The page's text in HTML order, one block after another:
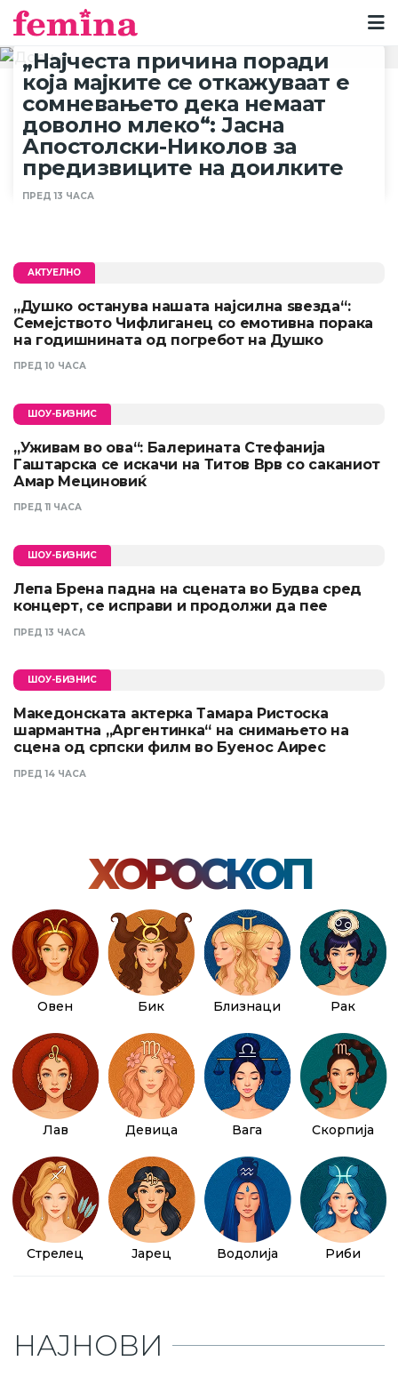
„Најчеста причина поради
која мајките се откажуваат е
сомневањето дека немаат
доволно млеко“: Јасна
Апостолски-Николов за
предизвиците на доилките
ПРЕД 13 ЧАСА
АКТУЕЛНО
„Душко останува нашата најсилна ѕвезда“:
Семејството Чифлиганец со емотивна порака
на годишнината од погребот на Душко
ПРЕД 10 ЧАСА
ШОУ-БИЗНИС
„Уживам во ова“: Балерината Стефанија
Гаштарска се искачи на Титов Врв со саканиот
Амар Мециновиќ
ПРЕД 11 ЧАСА
ШОУ-БИЗНИС
Лепа Брена падна на сцената во Будва сред
концерт, се исправи и продолжи да пее
ПРЕД 13 ЧАСА
ШОУ-БИЗНИС
Македонската актерка Тамара Ристоска
шармантна „Аргентинка“ на снимањето на
сцена од српски филм во Буенос Аирес
ПРЕД 14 ЧАСА
ХОРОСКОП
Овен Бик Близнаци Рак
Лав Девица Вага Скорпија
Стрелец Јарец Водолија Риби
НАЈНОВИ